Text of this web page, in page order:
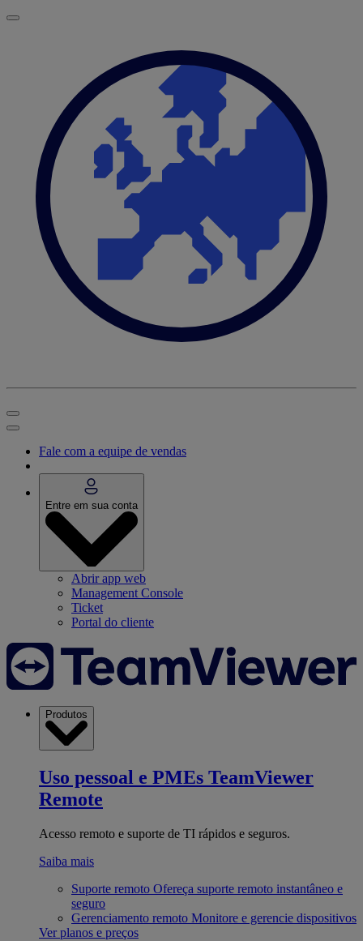
Fale com a equipe de vendas
Entre em sua conta
Abrir app web
Management Console
Ticket
Portal do cliente
Produtos
Uso pessoal e PMEs TeamViewer
Remote
Acesso remoto e suporte de TI rápidos e seguros.
Saiba mais
Suporte remoto Ofereça suporte remoto instantâneo e
seguro
Gerenciamento remoto Monitore e gerencie dispositivos
Ver planos e preços